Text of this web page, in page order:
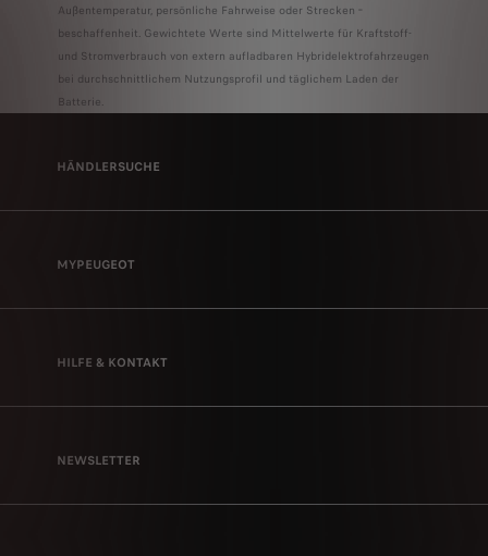
Außentemperatur, persönliche Fahrweise oder Strecken­
beschaffenheit. Gewichtete Werte sind Mittelwerte für Kraftstoff-
und Stromverbrauch von extern aufladbaren Hybridelektrofahrzeugen
bei durchschnittlichem Nutzungsprofil und täglichem Laden der
Batterie.
HÄNDLERSUCHE
MYPEUGEOT
HILFE & KONTAKT
NEWSLETTER